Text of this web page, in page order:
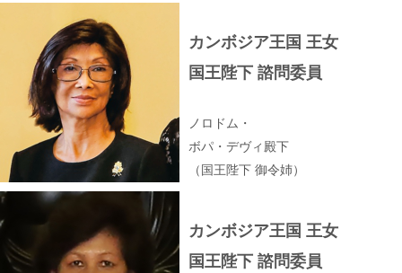
カンボジア王国 王女
国王陛下 諮問委員
ノロドム・
ボパ・デヴィ殿下
（国王陛下 御令姉）
カンボジア王国 王女
国王陛下 諮問委員